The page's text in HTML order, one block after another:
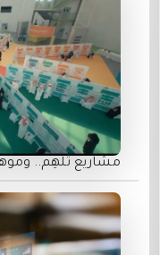
مشاريع تُلهِم..